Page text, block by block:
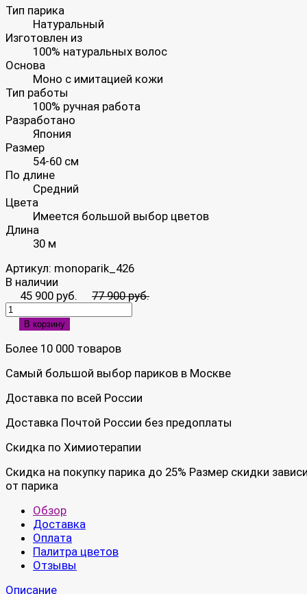
Тип парика
Натуральный
Изготовлен из
100% натуральных волос
Основа
Моно с имитацией кожи
Тип работы
100% ручная работа
Разработано
Япония
Размер
54-60 см
По длине
Средний
Цвета
Имеется большой выбор цветов
Длина
30 м
Артикул: monoparik_426
В наличии
45 900 руб.
77 900 руб.
В корзину
Более 10 000 товаров
Самый большой выбор париков в Москве
Доставка по всей России
Доставка Почтой России без предоплаты
Скидка по Химиотерапии
Скидка на покупку парика до 25% Размер скидки
от парика
Обзор
Доставка
Оплата
Палитра цветов
Отзывы
Описание